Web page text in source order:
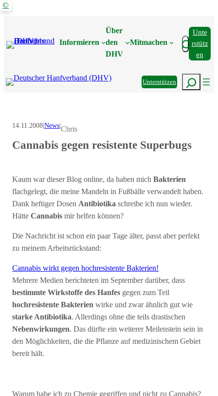
Zum
Informieren
Über
den
DHV
Mitmachen Suchen
Unte
Rstütz
En
UnterstützenSuchen
©
14.11.2008|News|Chris
Cannabis gegen resistente Superbugs
Kaum war dieser Blog online, da haben michBakterien
flachgelegt, die meine Mandeln in Fußbälle verwandelt haben.
Dank heftiger DosenAntibiotika schreibe ich nun wieder.
HätteCannabis mir helfen können?
Die Nachricht ist schon ein paar Tage älter, passt aber perfekt
zu meinem Arbeitsrückstand:
Cannabis wirkt gegen hochresistente Bakterien!
Mehrere Medien berichteten im September darüber, dass
bestimmte Wirkstoffe des Hanfes gegen zum Teil
hochresistente Bakterien wirke und zwar ähnlich gut wie
starke Antibiotika. Allerdings ohne die teils drastischen
Nebenwirkungen. Das dürfte ein weiterer Meilenstein sein in
den Möglichkeiten, die die Pflanze auf medizinischem Gebiet
bereit hält.
Warum habe ich zu Chemie gegriffen und nicht zu Cannabis?